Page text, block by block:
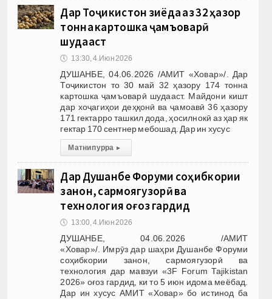
Дар Тоҷикистон зиёда аз 32 ҳазор
тонна картошка ҷамъоварӣ
шудааст
🕔 13:30, 4.Июн 2026
ДУШАНБЕ, 04.06.2026 /АМИТ «Ховар»/. Дар
Тоҷикистон то 30 май 32 ҳазору 174 тонна
картошка ҷамъоварӣ шудааст. Майдони кишт
дар хоҷагиҳои деҳқонӣ ва ҷамоавӣ 36 ҳазору
171 гектарро ташкил дода, ҳосилнокӣ аз ҳар як
гектар 170 сентнер мебошад. Дар ин хусус
Матни пурра ▸
Дар Душанбе Форуми соҳибкории
занон, сармоягузорӣ ва
технология оғоз гардид
🕔 13:00, 4.Июн 2026
ДУШАНБЕ, 04.06.2026 /АМИТ
«Ховар»/. Имрӯз дар шаҳри Душанбе Форуми
соҳибкории занон, сармоягузорӣ ва
технология дар мавзуи «3F Forum Tajikistan
2026» оғоз гардид, ки то 5 июн идома меёбад.
Дар ин хусус АМИТ «Ховар» бо истинод ба